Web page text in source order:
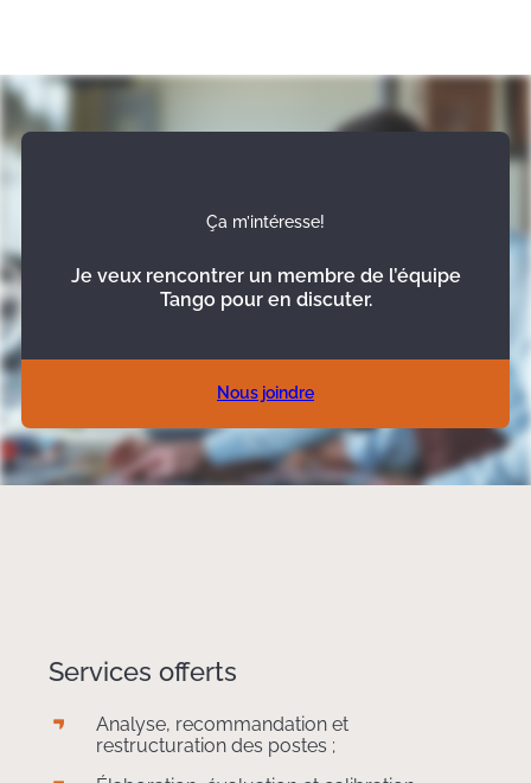
Ça m’intéresse!
Je veux rencontrer un membre de l’équipe
Tango pour en discuter.
Nous joindre
Services offerts
Analyse, recommandation et
restructuration des postes ;